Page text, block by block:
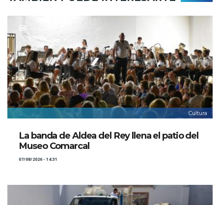
Cultura
La banda de Aldea del Rey llena el patio del
Museo Comarcal
07/08/2026 - 14:31